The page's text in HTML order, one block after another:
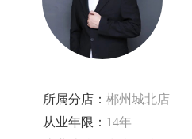
所属分店： 郴州城北店
从业年限： 14年